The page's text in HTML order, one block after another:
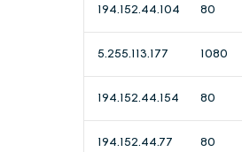
194.152.44.104 80
5.255.113.177 1080
194.152.44.154 80
194.152.44.77 80